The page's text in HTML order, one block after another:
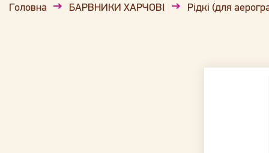
Головна БАРВНИКИ ХАРЧОВІ Рідкі (для